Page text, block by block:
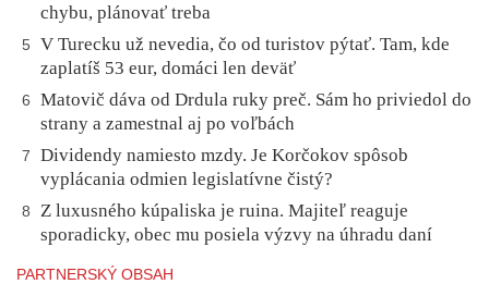
chybu, plánovať treba
5
V Turecku už nevedia, čo od turistov pýtať. Tam, kde
zaplatíš 53 eur, domáci len deväť
6
Matovič dáva od Drdula ruky preč. Sám ho priviedol do
strany a zamestnal aj po voľbách
7
Dividendy namiesto mzdy. Je Korčokov spôsob
vyplácania odmien legislatívne čistý?
8
Z luxusného kúpaliska je ruina. Majiteľ reaguje
sporadicky, obec mu posiela výzvy na úhradu daní
PARTNERSKÝ OBSAH